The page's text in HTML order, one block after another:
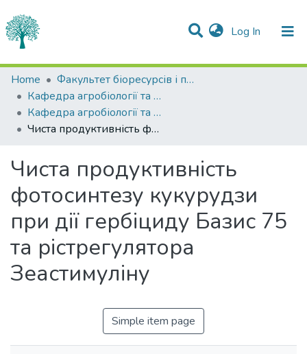
Log In (current)
Statistics
Communities & Collections
All of DSpace
Home
Факультет біоресурсів і природокористування
Кафедра агробіології та біохімії
Кафедра агробіології та біохімії
Чиста продуктивність фотосинтезу кукурудзи при дії гербіциду Базис 75 та рістрегулятора Зеастимуліну
Чиста продуктивність
фотосинтезу кукурудзи
при дії гербіциду Базис 75
та рістрегулятора
Зеастимуліну
Simple item page